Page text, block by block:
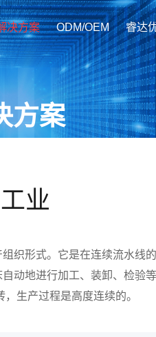
决方案 ODM/OEM 睿达
方案
业
织形式。它是在连续流水线
动地进行加工、装卸、检验
生产过程是高度连续的。